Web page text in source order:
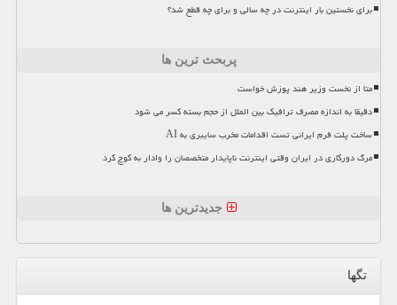
برای نخستین بار اینترنت در چه سالی و برای چه قطع شد؟
پربحث ترین ها
متا از نخست وزیر هند پوزش خواست
دقیقا به اندازه مصرف ترافیک بین الملل از حجم بسته کسر می شود
ساخت پلت فرم ایرانی تست اقدامات مخرب سایبری به AI
مرگ دورکاری در ایران وقتی اینترنت ناپایدار متخصصان را وادار به کوچ کرد
جدیدترین ها
تگها